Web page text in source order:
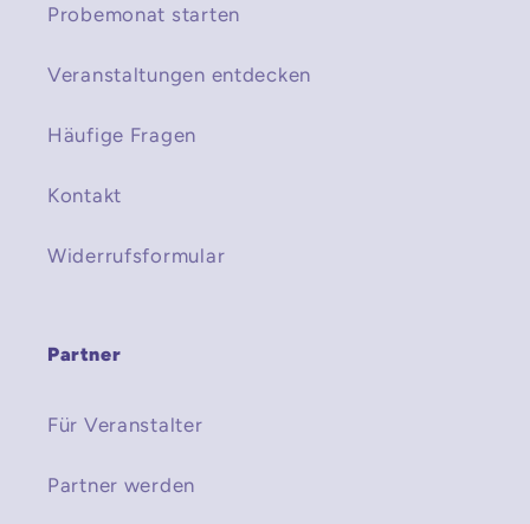
Probemonat starten
Veranstaltungen entdecken
Häufige Fragen
Kontakt
Widerrufsformular
Partner
Für Veranstalter
Partner werden